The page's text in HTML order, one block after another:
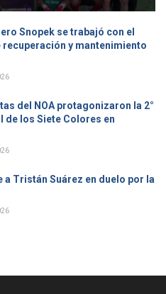
Snopek se trabajó con el
recuperación y mantenimiento
del NOA protagonizaron la 2°
de los Siete Colores en
a Tristán Suárez en duelo por la